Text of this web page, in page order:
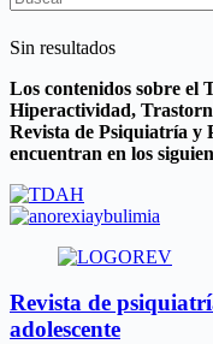
Sin resultados
Los contenidos sobre el
Hiperactividad,
Revista de Psiquiatría y
encuentran en los
Revista de
adolescente